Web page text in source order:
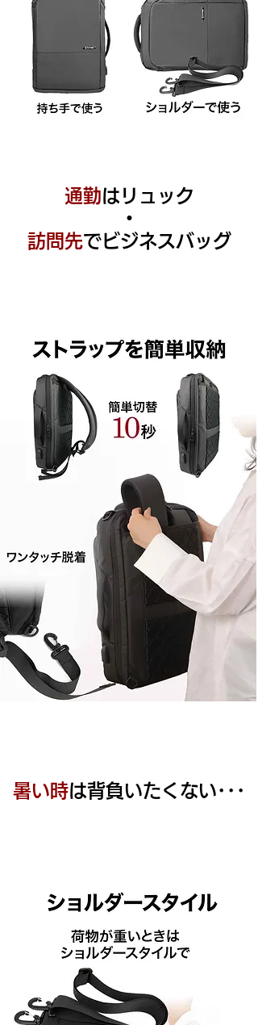
通勤はリュック
・
​訪問先でビジネスバッグ
暑い時は背負いたくない･･･